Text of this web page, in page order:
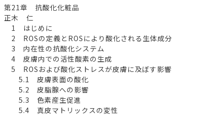
第21章 抗酸化化粧品
正木 仁
1 はじめに
2 ROSの定義とROSにより酸化される生体成分
3 内在性の抗酸化システム
4 皮膚内での活性酸素の生成
5 ROSおよび酸化ストレスが皮膚に及ぼす影響
5.1 皮膚表面の酸化
5.2 皮脂腺への影響
5.3 色素産生促進
5.4 真皮マトリックスの変性